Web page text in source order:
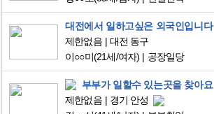
대전에서 일하고싶은 외국인입니다
제한없음
대전 동구
이○○미(21세/여자) 공장일당
부부가 일할수 있는곳을 찾아요
제한없음
경기 안성